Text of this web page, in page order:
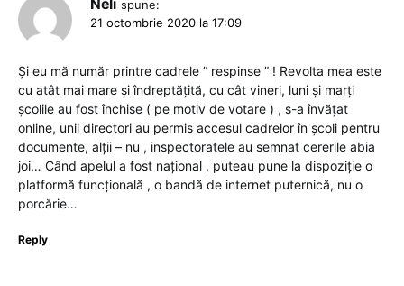
Neli spune:
21 octombrie 2020 la 17:09
Și eu mă număr printre cadrele ” respinse ” ! Revolta mea este
cu atât mai mare și îndreptățită, cu cât vineri, luni și marți
școlile au fost închise ( pe motiv de votare ) , s-a învățat
online, unii directori au permis accesul cadrelor în școli pentru
documente, alții – nu , inspectoratele au semnat cererile abia
joi… Când apelul a fost național , puteau pune la dispoziție o
platformă funcțională , o bandă de internet puternică, nu o
porcărie…
Reply